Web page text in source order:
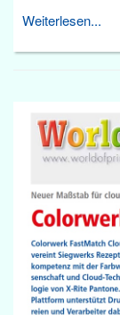
Weiterlesen...